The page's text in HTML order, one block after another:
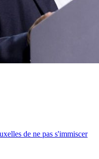
de ne pas s'immiscer